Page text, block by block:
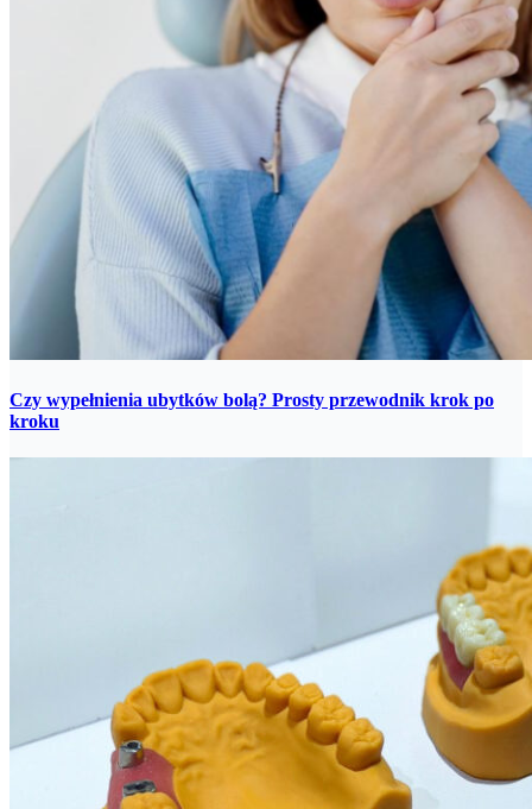
Czy wypełnienia ubytków bolą? Prosty przewodnik krok po
kroku